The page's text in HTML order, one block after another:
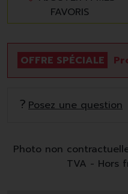
FAVORIS
OFFRE SPÉCIALE
Posez une question
Photo non
TVA - Hors